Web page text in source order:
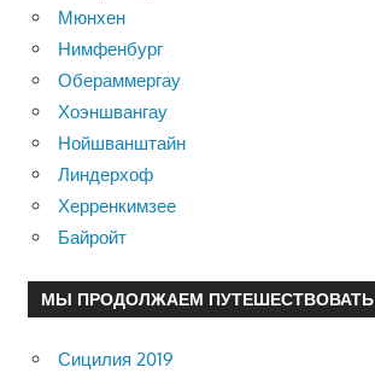
Мюнхен
Нимфенбург
Обераммергау
Хоэншвангау
Нойшванштайн
Линдерхоф
Херренкимзее
Байройт
МЫ ПРОДОЛЖАЕМ ПУТЕШЕСТВОВАТЬ
Сицилия 2019